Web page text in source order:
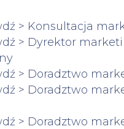
> Konsultacja
> Dyrektor
> Doradztwo
> Doradztwo
> Doradztwo